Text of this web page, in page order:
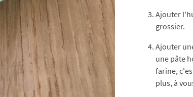
Ajouter
grossier.
Ajouter
une pâte
farine,
plus, à